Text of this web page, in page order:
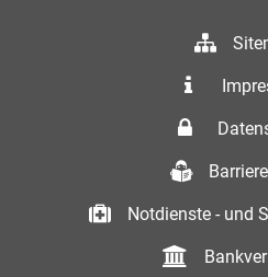
Notdienste - und